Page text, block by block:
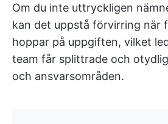
Om du inte uttryckligen
kan det uppstå förvirring när
hoppar på uppgiften, vilket
team får splittrade och
och ansvarsområden.